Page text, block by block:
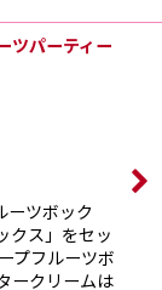
ツパーティー
ーツボック
クス」をセッ
プフルーツボ
ークリームは